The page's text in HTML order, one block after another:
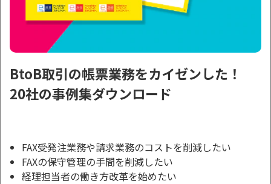
BtoB取引の帳票業務をカイゼンした！
20社の事例集ダウンロード
FAX受発注業務や請求業務のコストを削減したい
FAXの保守管理の手間を削減したい
経理担当者の働き方改革を始めたい